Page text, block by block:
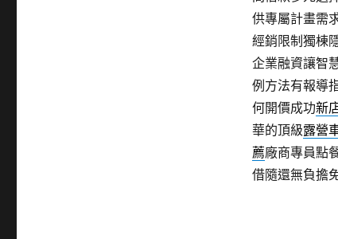
供專屬計畫需
經銷限制獨棟
企業融資讓智
例方法有報導
何開價成功新
華的頂級露營
薦廠商專員點
借隨還無負擔